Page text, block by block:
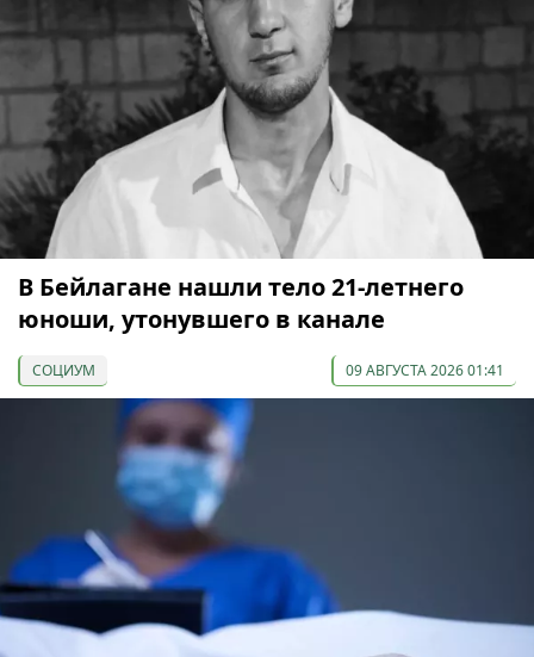
В Бейлагане нашли тело 21-летнего
юноши, утонувшего в канале
СОЦИУМ 09 АВГУСТА 2026 01:41